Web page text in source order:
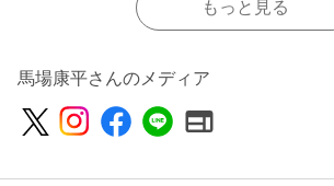
もっと見る
馬場康平さんのメディア